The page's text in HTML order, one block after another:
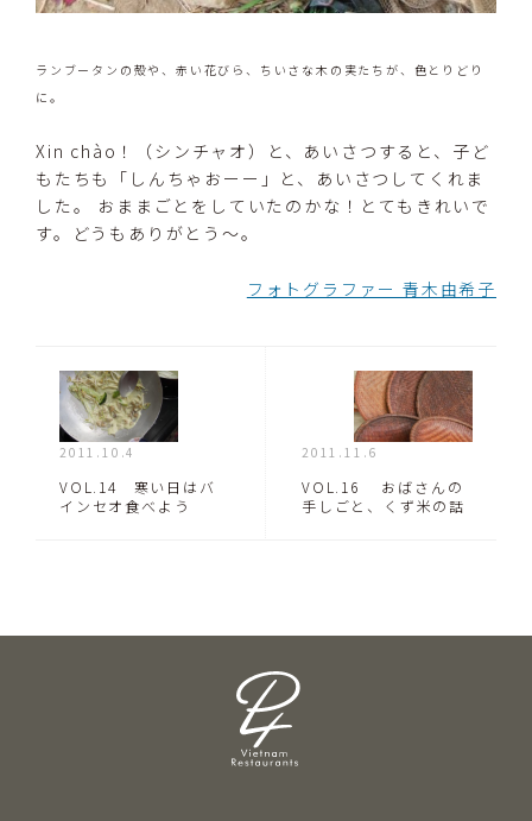
ランブータンの殻や、赤い花びら、ちいさな木の実たちが、色とりどり
に。
Xin chào！（シンチャオ）と、あいさつすると、子ど
もたちも「しんちゃおーー」と、あいさつしてくれま
した。 おままごとをしていたのかな！とてもきれいで
す。どうもありがとう～。
フォトグラファー 青木由希子
2011.10.4
VOL.14 寒い日はバ
インセオ食べよう
2011.11.6
VOL.16 おばさんの
手しごと、くず米の話